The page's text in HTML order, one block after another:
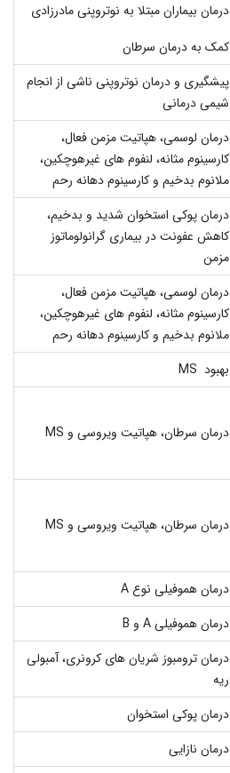
درمان بیماران مبتلا به نوتروپنی مادرزادی
کمک به درمان سرطان
پیشگیری و درمان نوتروپنی ناشی از انجام
شیمی درمانی
درمان لوسمی، هپاتیت مزمن فعال،
کارسینوم مثانه، لنفوم های غیرهوچکین،
ملانوم بدخیم و کارسینوم دهانه رحم
درمان پوکی استخوان شدید و بدخیم،
کاهش عفونت در بیماری گرانولوماتوز
مزمن
درمان لوسمی، هپاتیت مزمن فعال،
کارسینوم مثانه، لنفوم های غیرهوچکین،
ملانوم بدخیم و کارسینوم دهانه رحم
بهبود MS
درمان سرطان، هپاتیت ویروسی و MS
درمان سرطان، هپاتیت ویروسی و MS
درمان هموفیلی نوع A
درمان هموفیلی A و B
درمان ترومبوز شریان های کرونری، آمبولی
ریه
درمان پوکی استخوان
درمان نازایی